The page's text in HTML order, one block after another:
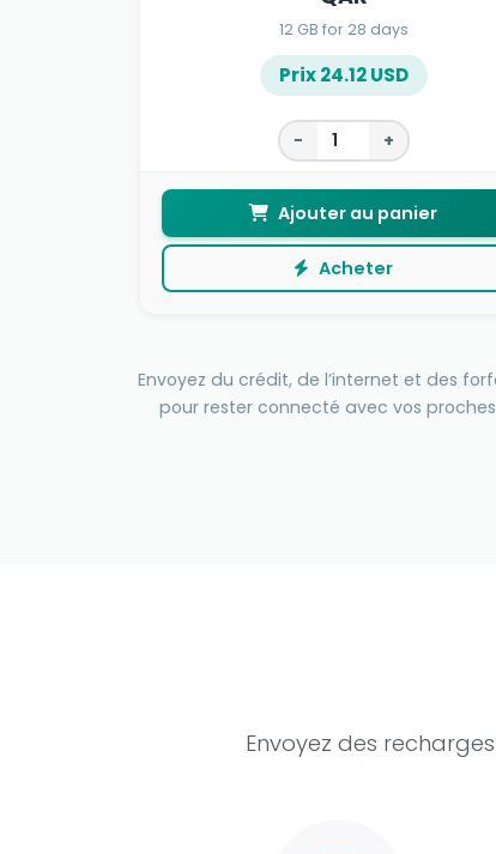
12 GB for 28 days
Prix 24.12 USD
− +
Ajouter au panier
Acheter
Envoyez du crédit, de l’internet et des
pour rester connecté avec vos
Envoyez des